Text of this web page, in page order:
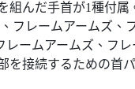
組んだ手首が1種付属
フレームアームズ
ームアームズ、フ
を接続するための首